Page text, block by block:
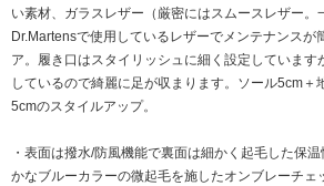
い素材、ガラスレザー（厳密にはスムースレザー。
Dr.Martensで使用しているレザーでメンテナンスが
ア。履き口はスタイリッシュに細く設定しています
しているので綺麗に足が収まります。ソール5cm＋
5cmのスタイルアップ。
・表面は撥水/防風機能で裏面は細かく起毛した保
かなブルーカラーの微起毛を施したオンブレーチェ